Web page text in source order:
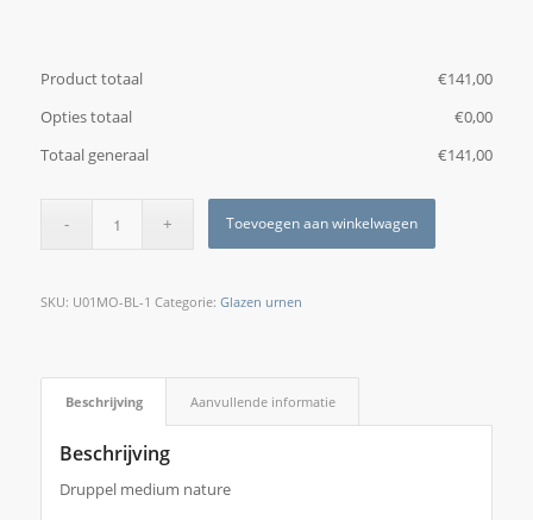
Product totaal €‎141,00
Opties totaal
€‎0,00
Totaal generaal
€‎141,00
Toevoegen aan winkelwagen
SKU: U01MO-BL-1 Categorie: Glazen urnen
Beschrijving Aanvullende informatie
Beschrijving
Druppel medium nature